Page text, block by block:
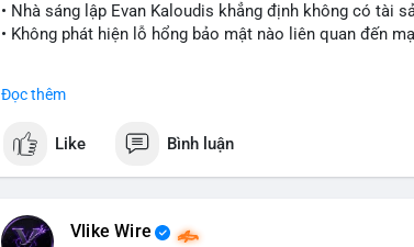
• Nhà sáng lập Evan Kaloudis khẳng định không có tài
• Không phát hiện lỗ hổng bảo mật nào liên quan đến
#vlikevn #titanbot
📰 Nguồn: Cointelegraph
Đọc thêm
Like Bình luận
Vlike Wire